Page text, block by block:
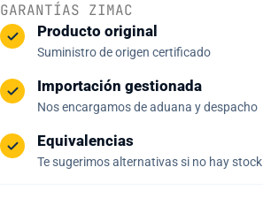
GARANTÍAS ZIMAC
Producto original
Suministro de origen certificado
Importación gestionada
Nos encargamos de aduana y despacho
Equivalencias
Te sugerimos alternativas si no hay stock